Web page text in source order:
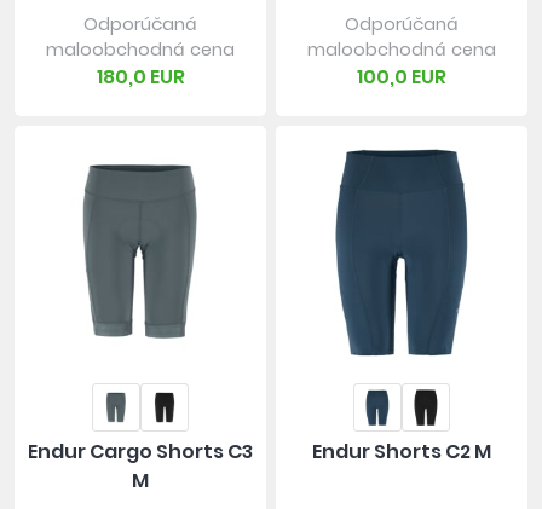
Odporúčaná
maloobchodná cena
180,0 EUR
Odporúčaná
maloobchodná cena
100,0 EUR
Endur Cargo Shorts C3
M
Endur Shorts C2 M